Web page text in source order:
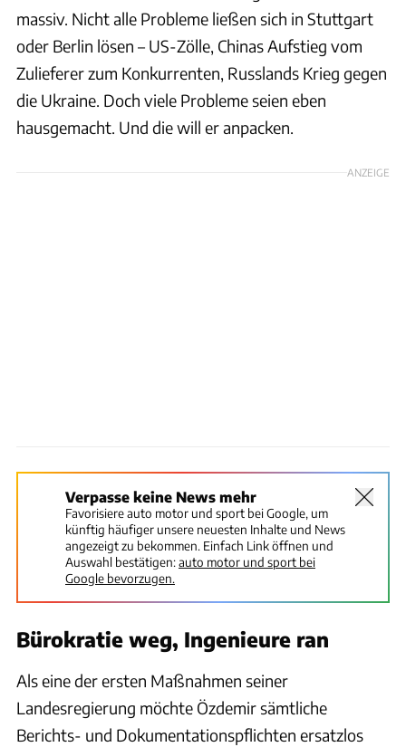
massiv. Nicht alle Probleme ließen sich in Stuttgart
oder Berlin lösen – US-Zölle, Chinas Aufstieg vom
Zulieferer zum Konkurrenten, Russlands Krieg gegen
die Ukraine. Doch viele Probleme seien eben
hausgemacht. Und die will er anpacken.
ANZEIGE
Verpasse keine News mehr
Favorisiere auto motor und sport bei Google, um
künftig häufiger unsere neuesten Inhalte und News
angezeigt zu bekommen. Einfach Link öffnen und
Auswahl bestätigen:auto motor und sport bei
Google bevorzugen.
Bürokratie weg, Ingenieure ran
Als eine der ersten Maßnahmen seiner
Landesregierung möchte Özdemir sämtliche
Berichts- und Dokumentationspflichten ersatzlos